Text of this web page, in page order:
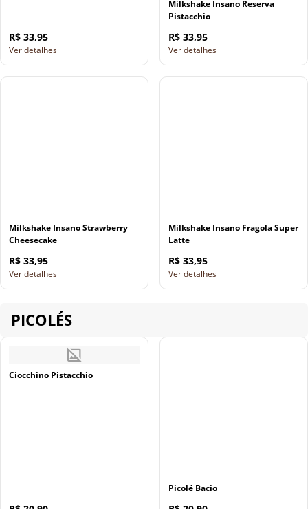
R$ 33,95
Ver detalhes
Milkshake Insano Reserva
Pistacchio
R$ 33,95
Ver detalhes
Milkshake Insano Strawberry
Cheesecake
R$ 33,95
Ver detalhes
Milkshake Insano Fragola Super
Latte
R$ 33,95
Ver detalhes
PICOLÉS
Ciocchino Pistacchio
Picolé Bacio